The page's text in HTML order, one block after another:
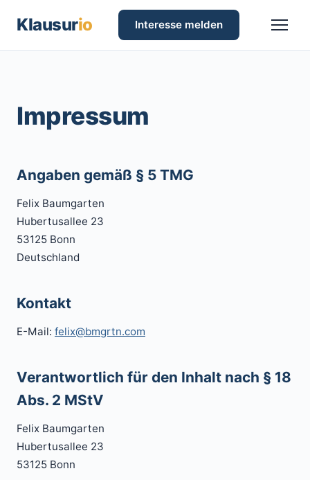
Klausurio Interesse melden
Impressum
Angaben gemäß § 5 TMG
Felix Baumgarten
Hubertusallee 23
53125 Bonn
Deutschland
Kontakt
E-Mail: felix@bmgrtn.com
Verantwortlich für den Inhalt nach § 18
Abs. 2 MStV
Felix Baumgarten
Hubertusallee 23
53125 Bonn